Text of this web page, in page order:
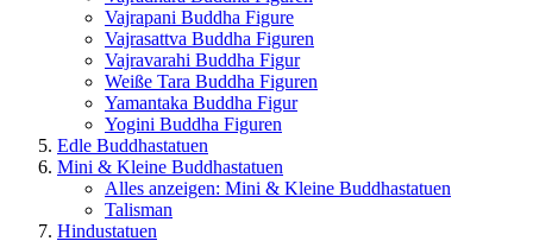
Vajrapani Buddha Figure
Vajrasattva Buddha Figuren
Vajravarahi Buddha Figur
Weiße Tara Buddha Figuren
Yamantaka Buddha Figur
Yogini Buddha Figuren
Edle Buddhastatuen
Mini & Kleine Buddhastatuen
Alles anzeigen: Mini & Kleine Buddhastatuen
Talisman
Hindustatuen